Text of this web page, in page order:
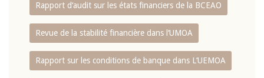
Rapport d‘audit sur les états financiers de la BCEAO
Revue de la stabilité financière dans l‘UMOA
Rapport sur les conditions de banque dans L‘UEMOA